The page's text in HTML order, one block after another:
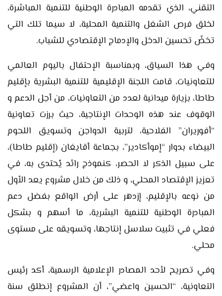
التقني، الذي تقدمه المبادرة الوطنية للتنمية المباشرة،
لخلق فرص الشغل والتنمية المحلية، لا سيما تلك التي
تخضّ تحسين الدخل والإدماج الإقتصادي للشباب.
وفي هذا السياق، وبمناسبة الإحتفال باليوم العالمي
للتعاونيات، قامت اللجنة الإقليمية للتنمية البشرية بإقليم
طاطا، بزيارة ميدانية لعدد من التعاونيات، من أجل الدعم و
الوقوف عند هذه الوحدات الإنتاجية، حيث برزت تعاونية
“أفوريران” الفلاحية، لتربية الدواجن وتسويق اللحوم
البيضاء بدوار “إموأكادير”، بجماعة أقايغان (إقليم طاطا)،
على سبيل الذكر لا الحصر، كنموذج رائد يُحتدى به، في
تعزيز الإقتصاد المحلي، و ذلك من خلال مشروع يعد الأول
من نوعه بالإقليم، إزدهر على أرض الواقع بفضل دعم
المبادرة الوطنية للتنمية البشرية، ما أسهم و بشكل
فعلي في تثبيت سلاسل إنتاجها، وتسويقه على مستوى
محلي.
وفي تصريح لأحد المصادر الإعلامية الرسمية، أكد رئيس
التعاونية، “الحسين واعضي”، أن المشروع إنطلق سنة